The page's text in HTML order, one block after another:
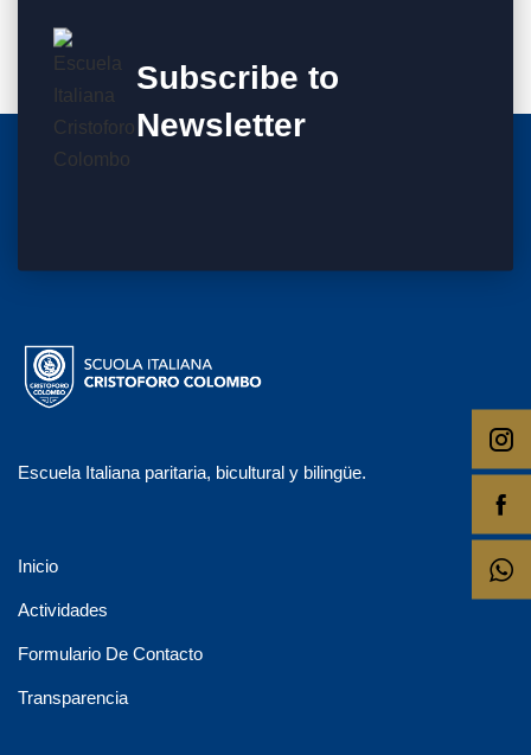
Subscribe to
Newsletter
Escuela Italiana paritaria, bicultural y bilingüe.
Inicio
Actividades
Formulario De Contacto
Transparencia